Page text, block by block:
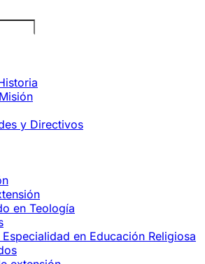
y Directivos
en Teología
Especialidad en Educación Religiosa